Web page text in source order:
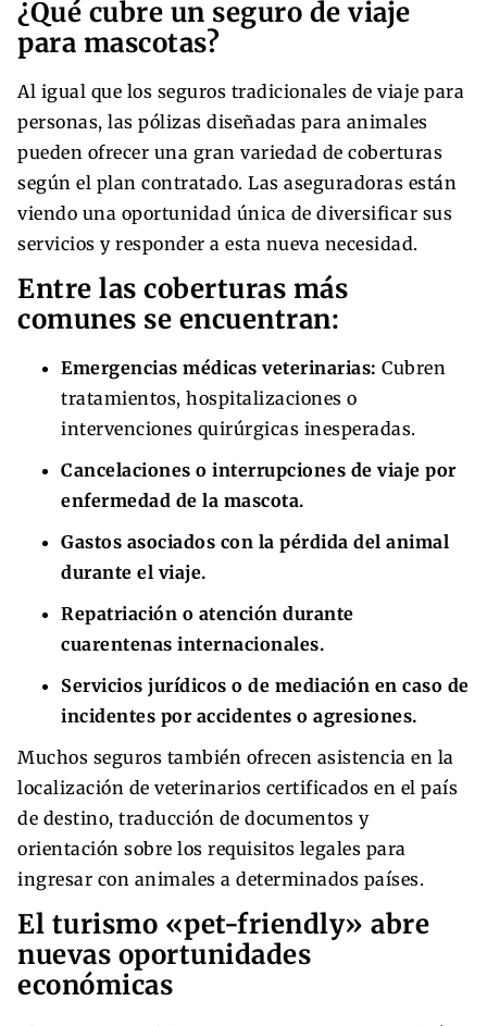
¿Qué cubre un seguro de viaje
para mascotas?
Al igual que los seguros tradicionales de viaje para
personas, las pólizas diseñadas para animales
pueden ofrecer una gran variedad de coberturas
según el plan contratado. Las aseguradoras están
viendo una oportunidad única de diversificar sus
servicios y responder a esta nueva necesidad.
Entre las coberturas más
comunes se encuentran:
Emergencias médicas veterinarias: Cubren
tratamientos, hospitalizaciones o
intervenciones quirúrgicas inesperadas.
Cancelaciones o interrupciones de viaje por
enfermedad de la mascota.
Gastos asociados con la pérdida del animal
durante el viaje.
Repatriación o atención durante
cuarentenas internacionales.
Servicios jurídicos o de mediación en caso de
incidentes por accidentes o agresiones.
Muchos seguros también ofrecen asistencia en la
localización de veterinarios certificados en el país
de destino, traducción de documentos y
orientación sobre los requisitos legales para
ingresar con animales a determinados países.
El turismo «pet-friendly» abre
nuevas oportunidades
económicas